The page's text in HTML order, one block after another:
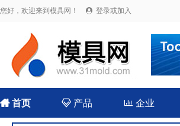
您好，欢迎来到模具网！  登录或加入
首页  产品 企业